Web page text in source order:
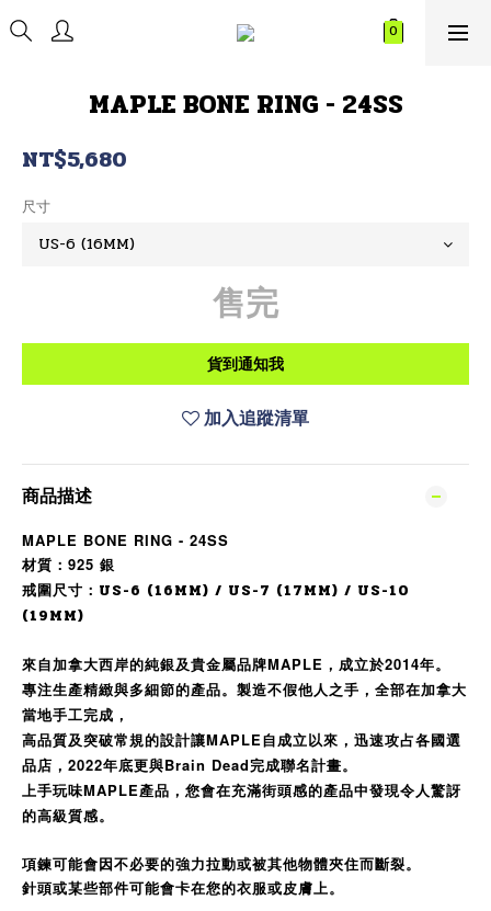
MAPLE BONE RING - 24SS
NT$5,680
尺寸
售完
貨到通知我
加入追蹤清單
商品描述
MAPLE BONE RING - 24SS
材質：925 銀
戒圍尺寸：US-6 (16MM) / US-7 (17MM) / US-10
(19MM)
來自加拿大西岸的純銀及貴金屬品牌MAPLE，成立於2014年。
專注生產精緻與多細節的產品。製造不假他人之手，全部在加拿大
當地手工完成，
高品質及突破常規的設計讓MAPLE自成立以來，迅速攻占各國選
品店，2022年底更與Brain Dead完成聯名計畫。
上手玩味MAPLE產品，您會在充滿街頭感的產品中發現令人驚訝
的高級質感。
項鍊可能會因不必要的強力拉動或被其他物體夾住而斷裂。
針頭或某些部件可能會卡在您的衣服或皮膚上。